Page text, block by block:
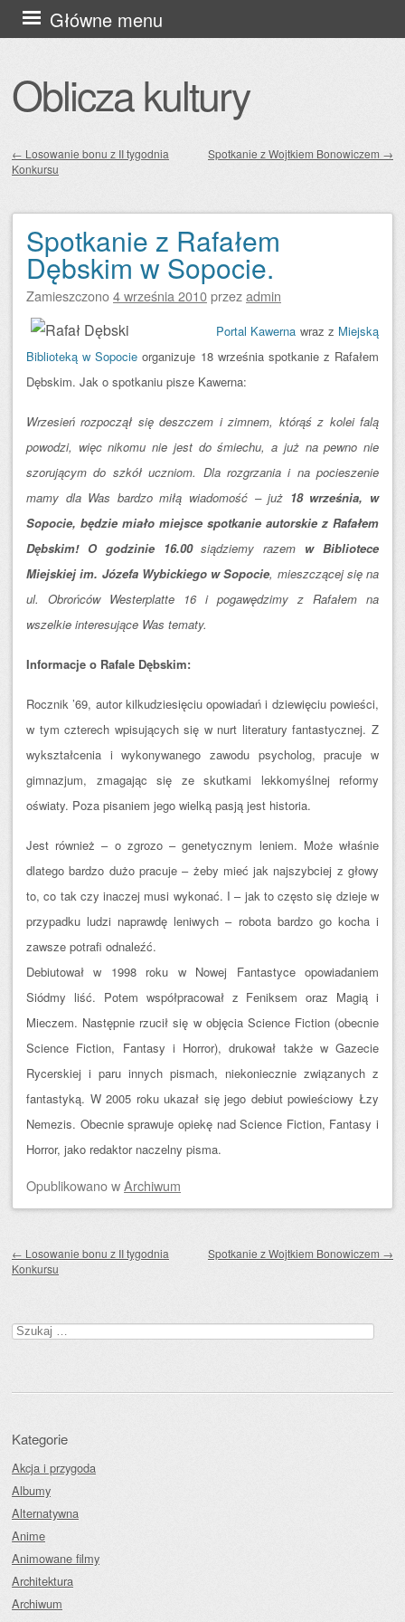
Oblicza kultury
Główne menu
Przejdź
do
Zobacz wpisy
← Losowanie bonu z II tygodnia
Konkursu
Spotkanie z Wojtkiem Bonowiczem →
Spotkanie z Rafałem
Dębskim w Sopocie.
Zamieszczono4 września 2010przezadmin
Portal Kawerna wraz z Miejską
Biblioteką w Sopocie organizuje 18 września spotkanie z Rafałem
Dębskim. Jak o spotkaniu pisze Kawerna:
Wrzesień rozpoczął się deszczem i zimnem, którąś z kolei falą
powodzi, więc nikomu nie jest do śmiechu, a już na pewno nie
szorującym do szkół uczniom. Dla rozgrzania i na pocieszenie
mamy dla Was bardzo miłą wiadomość – już 18 września, w
Sopocie, będzie miało miejsce spotkanie autorskie z Rafałem
Dębskim! O godzinie 16.00siądziemy razem w Bibliotece
Miejskiej im. Józefa Wybickiego w Sopocie, mieszczącej się na
ul. Obrońców Westerplatte 16 i pogawędzimy z Rafałem na
wszelkie interesujące Was tematy.
Informacje o Rafale Dębskim:
Rocznik ’69, autor kilkudziesięciu opowiadań i dziewięciu powieści,
w tym czterech wpisujących się w nurt literatury fantastycznej. Z
wykształcenia i wykonywanego zawodu psycholog, pracuje w
gimnazjum, zmagając się ze skutkami lekkomyślnej reformy
oświaty. Poza pisaniem jego wielką pasją jest historia.
Jest również – o zgrozo – genetycznym leniem. Może właśnie
dlatego bardzo dużo pracuje – żeby mieć jak najszybciej z głowy
to, co tak czy inaczej musi wykonać. I – jak to często się dzieje w
przypadku ludzi naprawdę leniwych – robota bardzo go kocha i
zawsze potrafi odnaleźć.
Debiutował w 1998 roku w Nowej Fantastyce opowiadaniem
Siódmy liść. Potem współpracował z Feniksem oraz Magią i
Mieczem. Następnie rzucił się w objęcia Science Fiction (obecnie
Science Fiction, Fantasy i Horror), drukował także w Gazecie
Rycerskiej i paru innych pismach, niekoniecznie związanych z
fantastyką. W 2005 roku ukazał się jego debiut powieściowy Łzy
Nemezis. Obecnie sprawuje opiekę nad Science Fiction, Fantasy i
Horror, jako redaktor naczelny pisma.
OpublikowanowArchiwum
← Losowanie bonu z II tygodnia
Konkursu
Spotkanie z Wojtkiem Bonowiczem →
Szukaj:
Kategorie
Akcja i przygoda
Albumy
Alternatywna
Anime
Animowane filmy
Architektura
Archiwum